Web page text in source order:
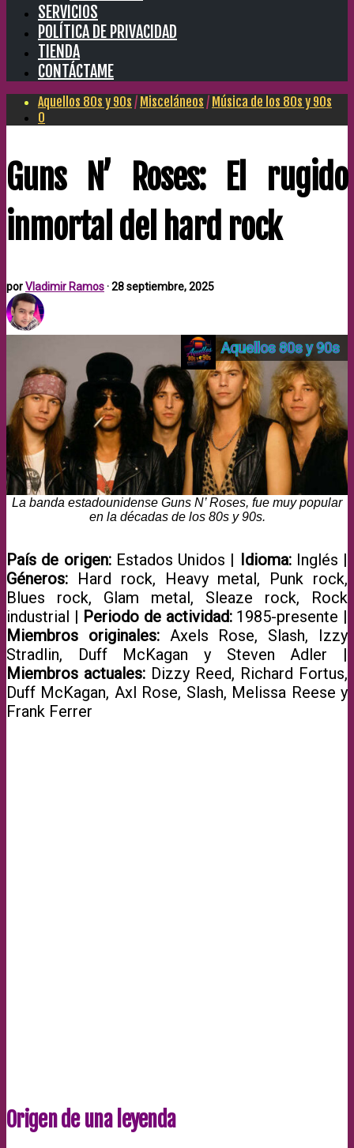
SERVICIOS
POLÍTICA DE PRIVACIDAD
TIENDA
CONTÁCTAME
Aquellos 80s y 90s / Misceláneos / Música de los 80s y 90s
0
Guns N’ Roses: El rugido
inmortal del hard rock
porVladimir Ramos·28 septiembre, 2025
La banda estadounidense Guns N’ Roses, fue muy popular
en la décadas de los 80s y 90s.
País de origen:Estados Unidos | Idioma:Inglés |
Géneros: Hard rock, Heavy metal, Punk rock,
Blues rock, Glam metal, Sleaze rock, Rock
industrial | Periodo de actividad:1985-presente |
Miembros originales:Axels Rose, Slash, Izzy
Stradlin, Duff McKagan y Steven Adler |
Miembros actuales: Dizzy Reed, Richard Fortus,
Duff McKagan, Axl Rose, Slash, Melissa Reese y
Frank Ferrer
Origen de una leyenda